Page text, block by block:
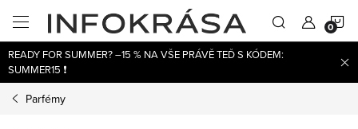
obsah
READY FOR SUMMER? –15 % NA VŠE PRÁVĚ TEĎ S KÓDEM:
SUMMER15 ❗
Parfémy